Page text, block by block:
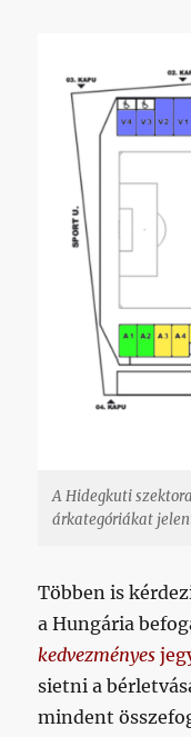
A Hidegkuti
árkategóriákat
Többen is
a Hungária
kedvezményes
sietni a
mindent